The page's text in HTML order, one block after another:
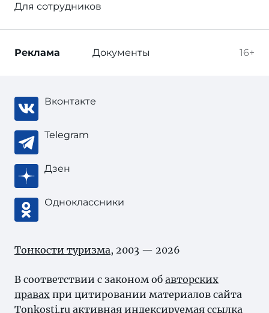
Для сотрудников
16+
Реклама Документы
Вконтакте
Telegram
Дзен
Одноклассники
Тонкости туризма, 2003 — 2026
В соответствии с законом об авторских
правах при цитировании материалов сайта
Tonkosti.ru активная индексируемая ссылка